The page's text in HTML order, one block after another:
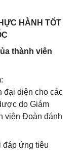
HÀNH TỐT
thành viên
đại diện cho các
do Giám
viên Đoàn đánh
đáp ứng tiêu